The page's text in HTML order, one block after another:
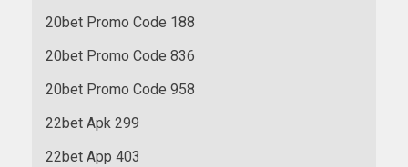
20bet Promo Code 188
20bet Promo Code 836
20bet Promo Code 958
22bet Apk 299
22bet App 403